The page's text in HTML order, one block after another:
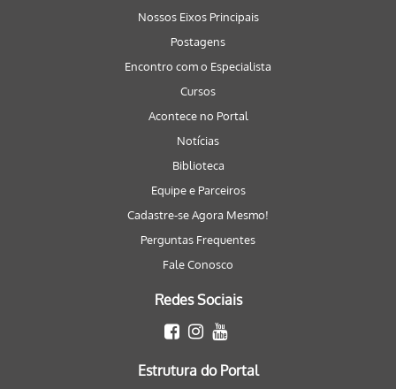
Nossos Eixos Principais
Postagens
Encontro com o Especialista
Cursos
Acontece no Portal
Notícias
Biblioteca
Equipe e Parceiros
Cadastre-se Agora Mesmo!
Perguntas Frequentes
Fale Conosco
Redes Sociais
Estrutura do Portal